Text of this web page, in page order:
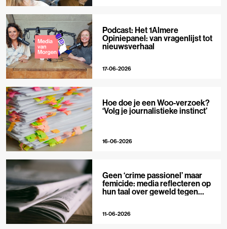
Podcast: Het 1Almere
Opiniepanel: van vragenlijst tot
nieuwsverhaal
17-06-2026
Hoe doe je een Woo-verzoek?
‘Volg je journalistieke instinct’
16-06-2026
Geen ‘crime passionel’ maar
femicide: media reflecteren op
hun taal over geweld tegen
11-06-2026